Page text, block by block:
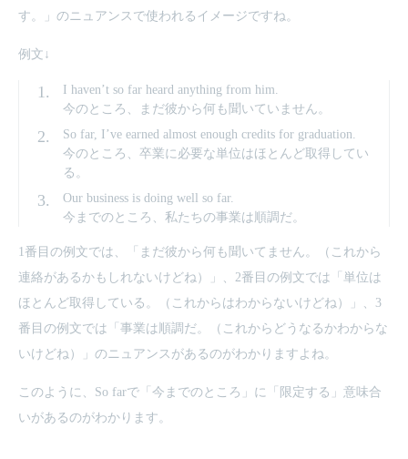
す。」のニュアンスで使われるイメージですね。
例文↓
I haven’t so far heard anything from him.
今のところ、まだ彼から何も聞いていません。
So far, I’ve earned almost enough credits for graduation.
今のところ、卒業に必要な単位はほとんど取得してい
る。
Our business is doing well so far.
今までのところ、私たちの事業は順調だ。
1番目の例文では、「まだ彼から何も聞いてません。（これから
連絡があるかもしれないけどね）」、2番目の例文では「単位は
ほとんど取得している。（これからはわからないけどね）」、3
番目の例文では「事業は順調だ。（これからどうなるかわからな
いけどね）」のニュアンスがあるのがわかりますよね。
このように、So farで「今までのところ」に「限定する」意味合
いがあるのがわかります。